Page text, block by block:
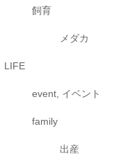
飼育
メダカ
LIFE
event, イベント
family
出産